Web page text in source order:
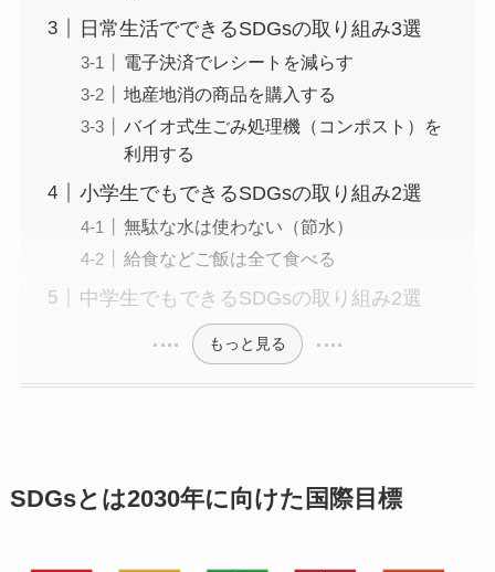
日常生活でできるSDGsの取り組み3選
電子決済でレシートを減らす
地産地消の商品を購入する
バイオ式生ごみ処理機（コンポスト）を
利用する
小学生でもできるSDGsの取り組み2選
無駄な水は使わない（節水）
給食などご飯は全て食べる
中学生でもできるSDGsの取り組み2選
もっと見る
SDGsとは2030年に向けた国際目標